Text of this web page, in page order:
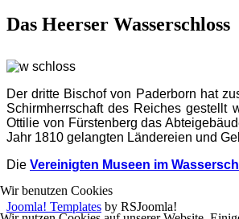
Das Heerser Wasserschloss
Der dritte Bischof von Paderborn hat
Schirmherrschaft des Reiches gestellt
Ottilie von Fürstenberg das
Jahr 1810 gelangten Ländereien und
Die Vereinigten Museen im
Joomla! Templates by RSJoomla!
Wir benutzen Cookies